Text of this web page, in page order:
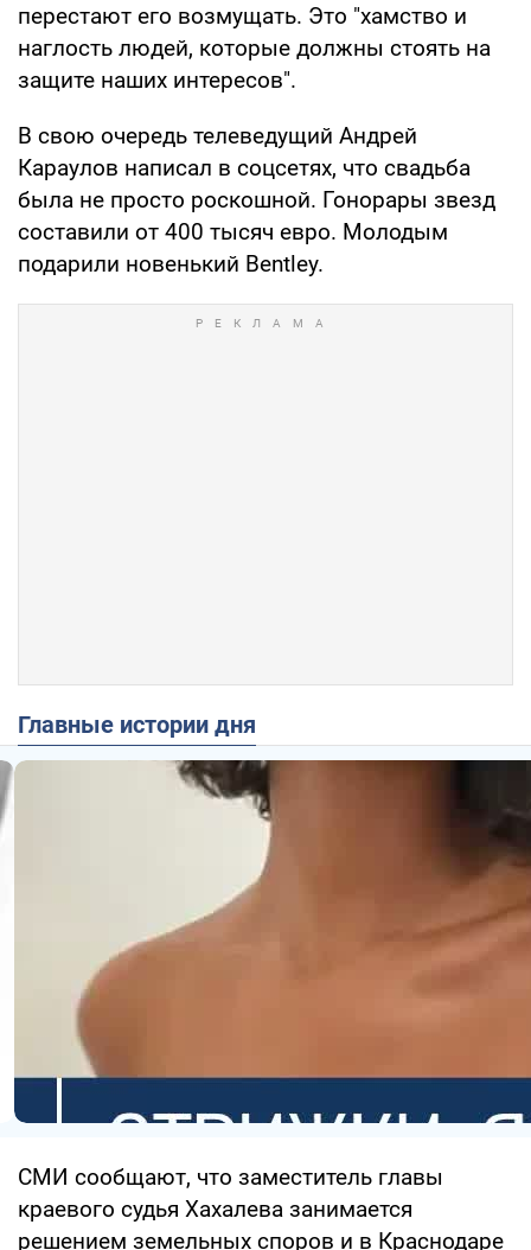
перестают его возмущать. Это "хамство и
наглость людей, которые должны стоять на
защите наших интересов".
В свою очередь телеведущий Андрей
Караулов написал в соцсетях, что свадьба
была не просто роскошной. Гонорары звезд
составили от 400 тысяч евро. Молодым
подарили новенький Bentley.
Главные истории дня
СМИ сообщают, что заместитель главы
краевого судья Хахалева занимается
решением земельных споров и в Краснодаре